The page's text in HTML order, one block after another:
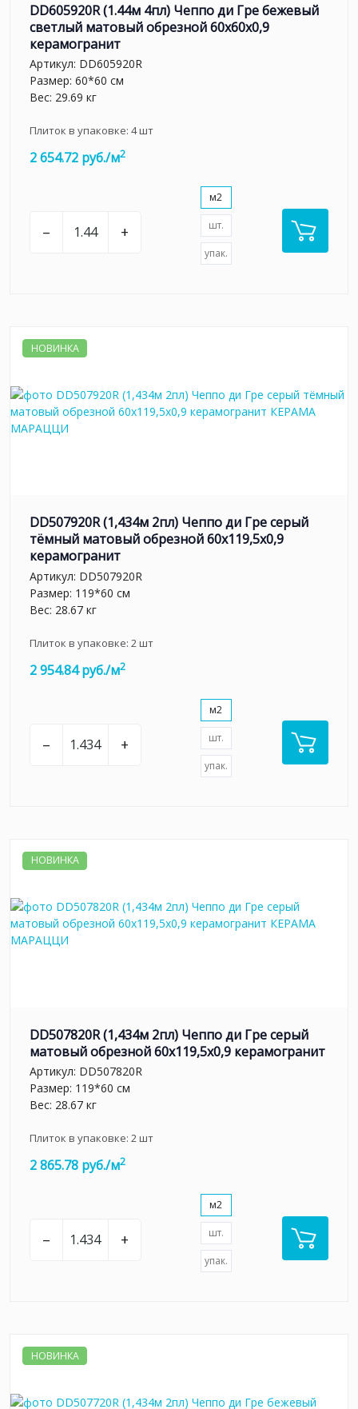
DD605920R (1.44м 4пл) Чеппо ди Гре бежевый
светлый матовый обрезной 60x60x0,9
керамогранит
Артикул: DD605920R
Размер: 60*60 см
Вес: 29.69 кг
Плиток в упаковке: 4шт
2 654.72 руб./м2
– +
м2
шт.
упак.
НОВИНКА
DD507920R (1,434м 2пл) Чеппо ди Гре серый
тёмный матовый обрезной 60x119,5x0,9
керамогранит
Артикул: DD507920R
Размер: 119*60 см
Вес: 28.67 кг
Плиток в упаковке: 2шт
2 954.84 руб./м2
– +
м2
шт.
упак.
НОВИНКА
DD507820R (1,434м 2пл) Чеппо ди Гре серый
матовый обрезной 60x119,5x0,9 керамогранит
Артикул: DD507820R
Размер: 119*60 см
Вес: 28.67 кг
Плиток в упаковке: 2шт
2 865.78 руб./м2
– +
м2
шт.
упак.
НОВИНКА